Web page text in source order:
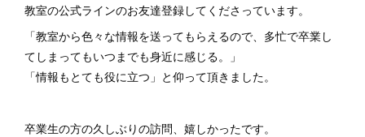
教室の公式ラインのお友達登録してくださっています。
「教室から色々な情報を送ってもらえるので、多忙で卒業し
てしまってもいつまでも身近に感じる。」
「情報もとても役に立つ」と仰って頂きました。
卒業生の方の久しぶりの訪問、嬉しかったです。